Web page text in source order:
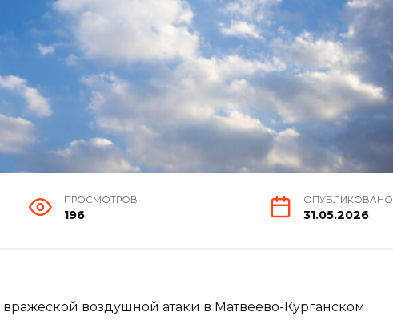
ПРОСМОТРОВ
196
ОПУБЛИКОВАНО
31.05.2026
вражеской воздушной атаки в Матвеево-Курганском